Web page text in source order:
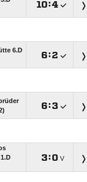
:
6.D
:
:
: V